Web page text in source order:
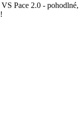
Pace 2.0 - pohodlné,